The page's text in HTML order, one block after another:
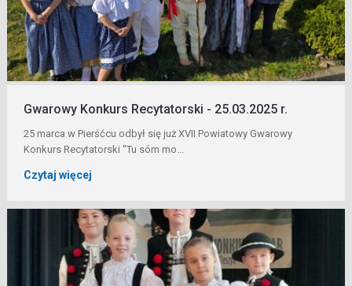
Gwarowy Konkurs Recytatorski - 25.03.2025 r.
25 marca w Pierśćcu odbył się już XVII Powiatowy Gwarowy
Konkurs Recytatorski "Tu sóm mo...
Czytaj więcej